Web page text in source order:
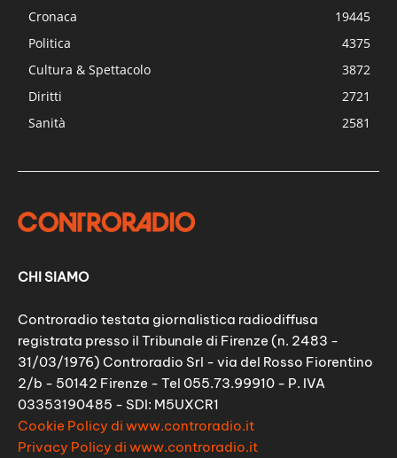
Cronaca
19445
Politica
4375
Cultura & Spettacolo
3872
Diritti
2721
Sanità
2581
CHI SIAMO
Controradio testata giornalistica radiodiffusa
registrata presso il Tribunale di Firenze (n. 2483 -
31/03/1976) Controradio Srl - via del Rosso Fiorentino
2/b - 50142 Firenze - Tel 055.73.99910 - P. IVA
03353190485 - SDI: M5UXCR1
Cookie Policy di www.controradio.it
Privacy Policy di www.controradio.it